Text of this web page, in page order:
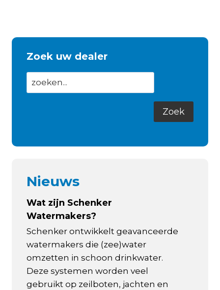
Zoek uw dealer
Nieuws
Wat zijn Schenker
Watermakers?
Schenker ontwikkelt geavanceerde
watermakers die (zee)water
omzetten in schoon drinkwater.
Deze systemen worden veel
gebruikt op zeilboten, jachten en